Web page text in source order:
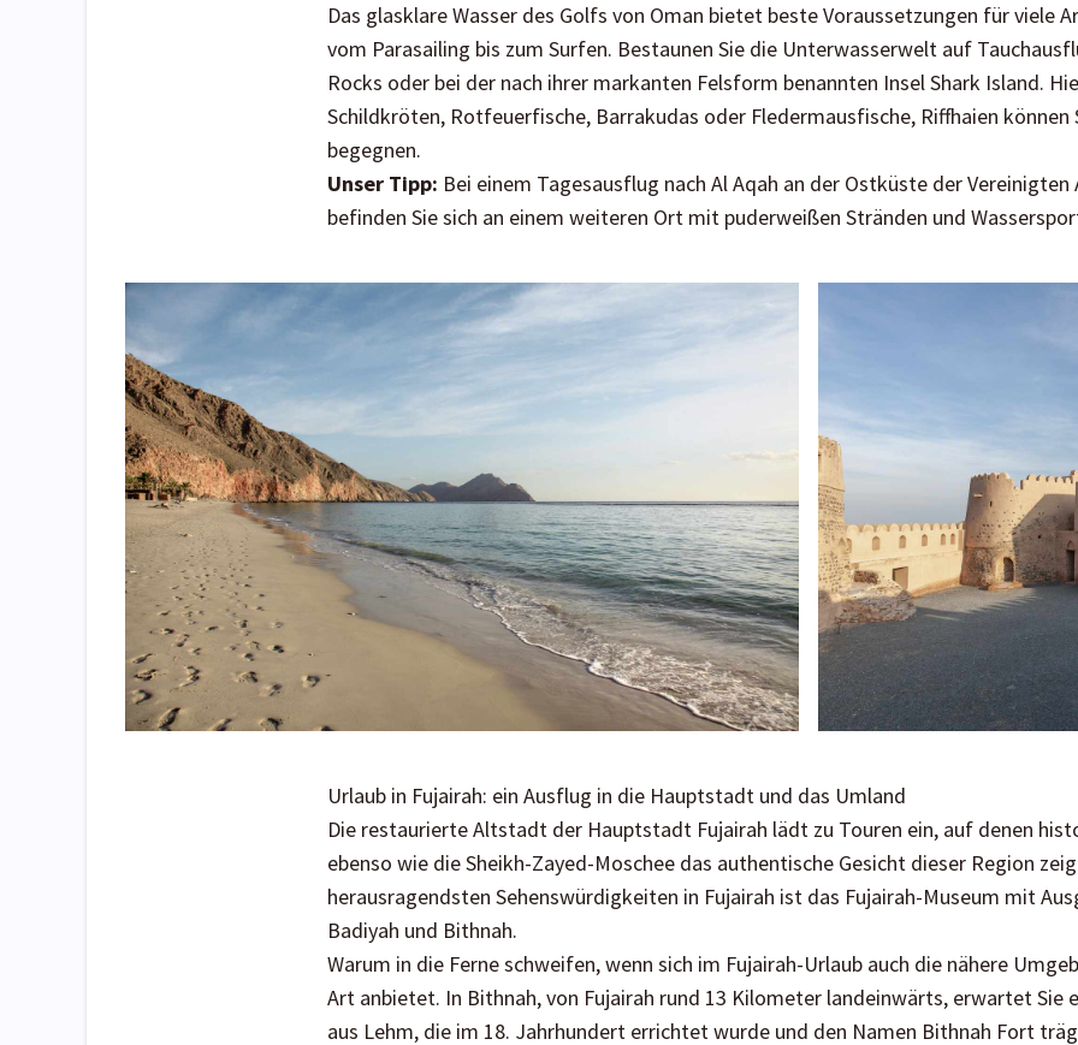
Das glasklare Wasser des Golfs von Oman bietet beste Voraussetzungen für viele
vom Parasailing bis zum Surfen. Bestaunen Sie die Unterwasserwelt auf
Rocks oder bei der nach ihrer markanten Felsform benannten Insel Shark Island.
Schildkröten, Rotfeuerfische, Barrakudas oder Fledermausfische, Riffhaien können
begegnen.
Unser Tipp: Bei einem Tagesausflug nach Al Aqah an der Ostküste der
befinden Sie sich an einem weiteren Ort mit puderweißen Stränden und
Urlaub in Fujairah: ein Ausflug in die Hauptstadt und das Umland
Die restaurierte Altstadt der Hauptstadt Fujairah lädt zu Touren ein, auf denen
ebenso wie die Sheikh-Zayed-Moschee das authentische Gesicht dieser Region
herausragendsten Sehenswürdigkeiten in Fujairah ist das Fujairah-Museum mit
Badiyah und Bithnah.
Warum in die Ferne schweifen, wenn sich im Fujairah-Urlaub auch die nähere
Art anbietet. In Bithnah, von Fujairah rund 13 Kilometer landeinwärts, erwartet Sie
aus Lehm, die im 18. Jahrhundert errichtet wurde und den Namen Bithnah Fort